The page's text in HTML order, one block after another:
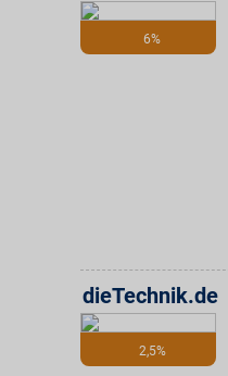
6%
2,5%
dieTechnik.de